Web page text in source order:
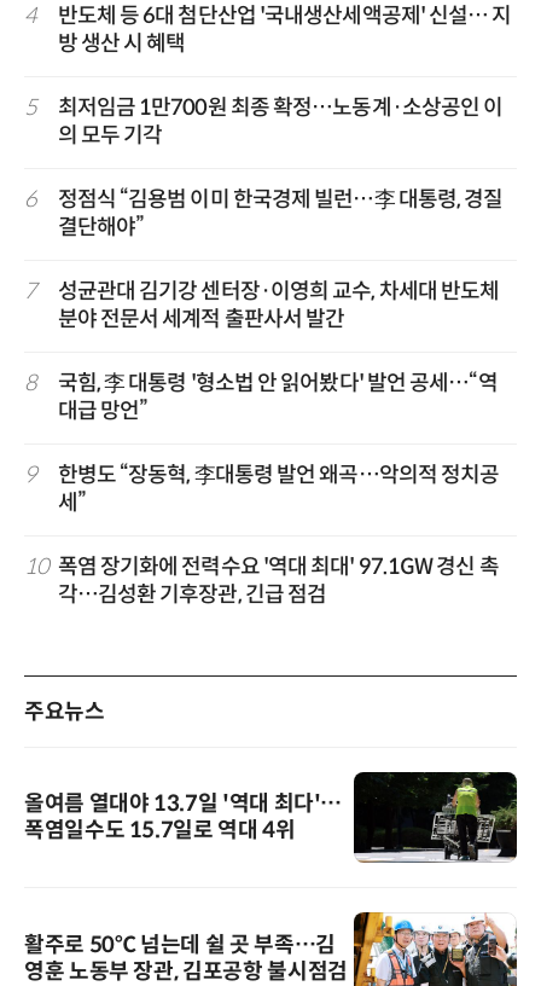
4
반도체 등 6대 첨단산업 '국내생산세액공제' 신설… 지
방 생산 시 혜택
5
최저임금 1만700원 최종 확정…노동계·소상공인 이
의 모두 기각
6
정점식 “김용범 이미 한국경제 빌런…李 대통령, 경질
결단해야”
7
성균관대 김기강 센터장·이영희 교수, 차세대 반도체
분야 전문서 세계적 출판사서 발간
8
국힘, 李 대통령 '형소법 안 읽어봤다' 발언 공세…“역
대급 망언”
9
한병도 “장동혁, 李대통령 발언 왜곡…악의적 정치공
세”
10 폭염 장기화에 전력수요 '역대 최대' 97.1GW 경신 촉
각…김성환 기후장관, 긴급 점검
주요뉴스
올여름 열대야 13.7일 '역대 최다'…
폭염일수도 15.7일로 역대 4위
활주로 50℃ 넘는데 쉴 곳 부족…김
영훈 노동부 장관, 김포공항 불시점검